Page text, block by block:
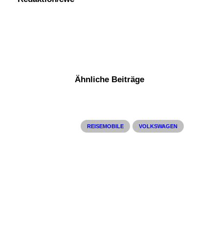
Ähnliche Beiträge
REISEMOBILE VOLKSWAGEN